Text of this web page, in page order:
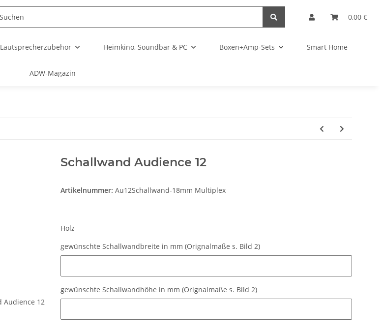
0,00 €
Lautsprecherzubehör Heimkino, Soundbar & PC Boxen+Amp-Sets Smart Home
ADW-Magazin
Schallwand Audience 12
Artikelnummer: Au12Schallwand-18mm Multiplex
Holz
gewünschte Schallwandbreite in mm (Orignalmaße s. Bild 2)
gewünschte Schallwandhöhe in mm (Orignalmaße s. Bild 2)